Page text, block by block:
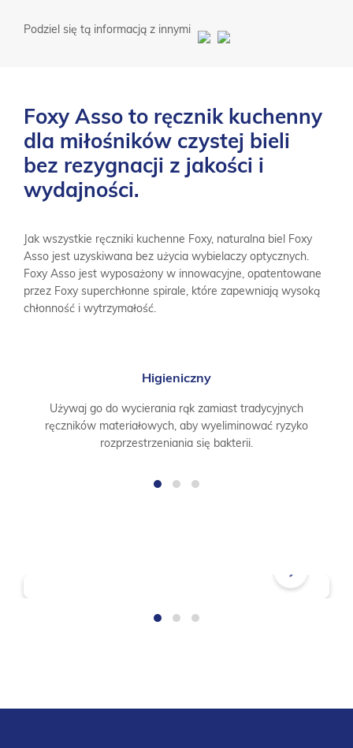
Podziel się tą informacją z innymi
Foxy Asso to ręcznik kuchenny
dla miłośników czystej bieli
bez rezygnacji z jakości i
wydajności.
Jak wszystkie ręczniki kuchenne Foxy, naturalna biel Foxy
Asso jest uzyskiwana bez użycia wybielaczy optycznych.
Foxy Asso jest wyposażony w innowacyjne, opatentowane
przez Foxy superchłonne spirale, które zapewniają wysoką
chłonność i wytrzymałość.
Higieniczny
Używaj go do wycierania rąk zamiast tradycyjnych
ręczników materiałowych, aby wyeliminować ryzyko
rozprzestrzeniania się bakterii.